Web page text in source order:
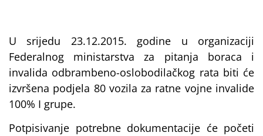
U srijedu 23.12.2015. godine u organizaciji
Federalnog ministarstva za pitanja boraca i
invalida odbrambeno-oslobodilačkog rata biti će
izvršena podjela 80 vozila za ratne vojne invalide
100% I grupe.
Potpisivanje potrebne dokumentacije će početi